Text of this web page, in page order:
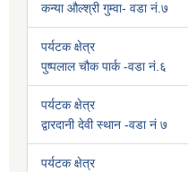
कन्या औल्श्री गुम्वा- वडा नं.७
पर्यटक क्षेत्र
पुष्पलाल चौक पार्क -वडा नं.६
पर्यटक क्षेत्र
द्वारदानी देवी स्थान -वडा नं ७
पर्यटक क्षेत्र